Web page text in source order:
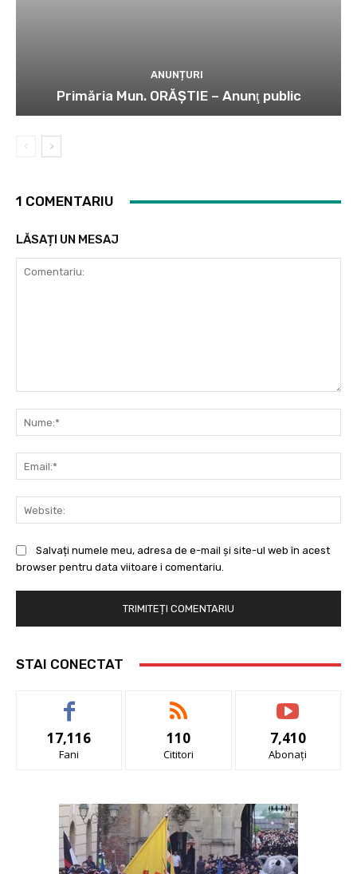
ANUNȚURI
Primăria Mun. ORĂȘTIE – Anunţ public
1 COMENTARIU
LĂSAȚI UN MESAJ
Salvați numele meu, adresa de e-mail și site-ul web în acest
browser pentru data viitoare i comentariu.
STAI CONECTAT
17,116
Fani
110
Cititori
7,410
Abonați